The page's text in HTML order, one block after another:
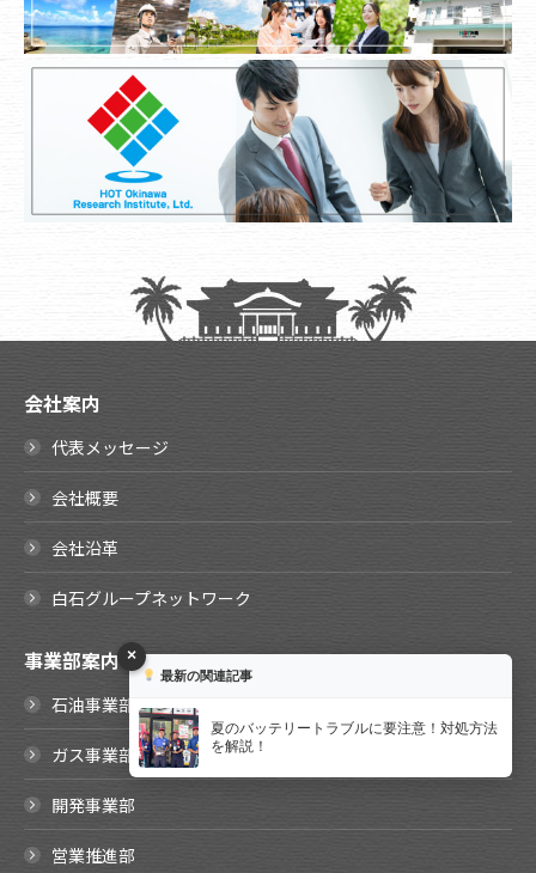
会社案内
代表メッセージ
会社概要
会社沿革
白石グループネットワーク
事業部案内
石油事業部
ガス事業部
開発事業部
営業推進部
×
最新の関連記事
夏のバッテリートラブルに要注意！対処方法
を解説！